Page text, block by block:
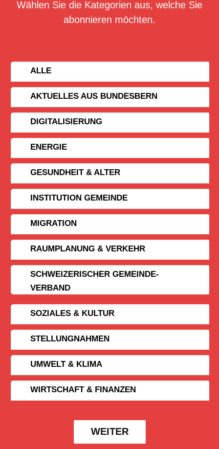
Wählen Sie die Kategorien aus, welche Sie
abonnieren möchten.
ALLE
AKTUELLES AUS BUNDESBERN
DIGITALISIERUNG
ENERGIE
GESUNDHEIT & ALTER
INSTITUTION GEMEINDE
MIGRATION
RAUMPLANUNG & VERKEHR
SCHWEIZERISCHER GEMEINDE­
VERBAND
SOZIALES & KULTUR
STELLUNGNAHMEN
UMWELT & KLIMA
WIRTSCHAFT & FINANZEN
WEITER